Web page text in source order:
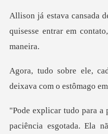
quisesse entrar em con
deix
paciência esgotada. Ela